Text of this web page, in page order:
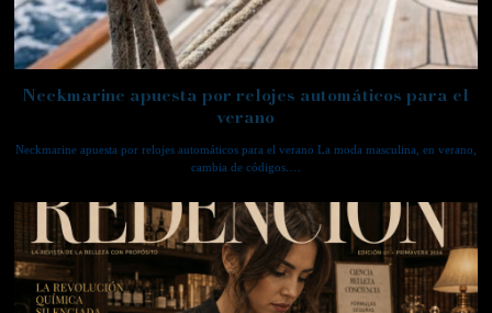
Neckmarine apuesta por relojes automáticos para el
verano
Neckmarine apuesta por relojes automáticos para el verano La moda masculina, en verano,
cambia de códigos.…